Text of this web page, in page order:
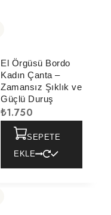
El Örgüsü Bordo
Kadın Çanta –
Zamansız Şıklık ve
Güçlü Duruş
₺1.750
SEPETE
EKLE